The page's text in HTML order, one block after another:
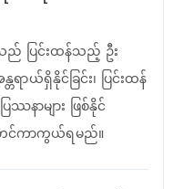
သည် ပြင်းထန်သည့် ဦး
ရာယ်ရှိနိုင်ခြင်း၊ ပြင်းထန်
ာများ ဖြစ်နိုင်
င်ကာကွယ်ရမည်။